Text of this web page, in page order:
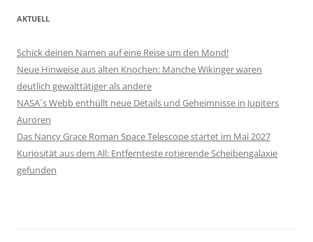
AKTUELL
Schick deinen Namen auf eine Reise um den Mond!
Neue Hinweise aus alten Knochen: Manche Wikinger waren
deutlich gewalttätiger als andere
NASA´s Webb enthüllt neue Details und Geheimnisse in Jupiters
Auroren
Das Nancy Grace Roman Space Telescope startet im Mai 2027
Kuriosität aus dem All: Entfernteste rotierende Scheibengalaxie
gefunden